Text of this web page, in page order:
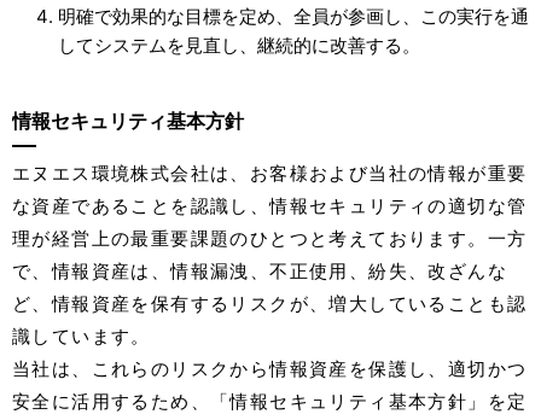
明確で効果的な目標を定め、全員が参画し、この実行を通
してシステムを見直し、継続的に改善する。
情報セキュリティ基本方針
エヌエス環境株式会社は、お客様および当社の情報が重要
な資産であることを認識し、情報セキュリティの適切な管
理が経営上の最重要課題のひとつと考えております。一方
で、情報資産は、情報漏洩、不正使用、紛失、改ざんな
ど、情報資産を保有するリスクが、増大していることも認
識しています。
当社は、これらのリスクから情報資産を保護し、適切かつ
安全に活用するため、「情報セキュリティ基本方針」を定